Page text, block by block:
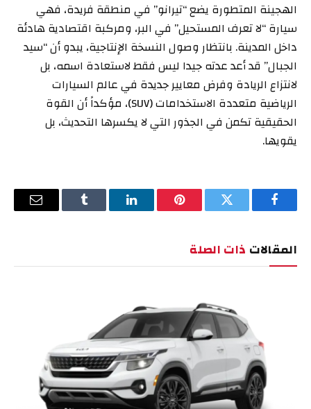
الهجينة المتطورة يضع “تيرانو” في منطقة فريدة، فهي
سيارة “لا تعرف المستحيل” في البر، ومركبة اقتصادية هادئة
داخل المدينة. بانتظار وصول النسخة الإنتاجية، يبدو أن “سيد
الجبال” قد أعد عدته جيدا ليس فقط لاستعادة اسمه، بل
لانتزاع الريادة وفرض معايير جديدة في عالم السيارات
الرياضية متعددة الاستخدامات (SUV)، مؤكداً أن القوة
الحقيقية تكمن في الجذور التي لا يكسرها التحديث، بل
يقويها.
فيسبوك تويتر بينتيريستلينكدإن Tumblr
البريد
المقالات ذات الصلة